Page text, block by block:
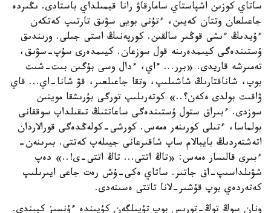
ساتاي كوزىن اشپاستاي سامارقاۋ رانا قيمىلداي باستادى. ىڭىردە
جاعىلعان وتتان كەيىن، ءتۇنى بويى سۋىق تارتىپ كەتكەن
ءۇيدىڭ ءىشى قوڭىر سالقىن. كورپەنىڭ استى جىلى. ورىندىق
ۇستىندەگى كيىمدەرىنە قول سوزعان. كيىمدەرى سۇپ-سۋىق،
تەمىرشە قاريدى. «برر... ءاي، ءدال وسى بۇگىن بىت-شىت
بوپ، شاناقتارىڭ شاشىلىپ، وتقا جاعىلعىر، قۋ شانا-اي... قاي
ۋاقىت بولدى ەكەن؟..» كوتەرىلىپ تورگى بۇرىشقا موينىن
سوزدى. ءبىراق ستول ۇستىندەگى ساعاتتىڭ تىقىلداپ سوققانى
بولماسا، ءتىلى كورىنەر ەمەس. كورشى-كولەڭدەگى قورالاردان
اتەشتەردىڭ بايبالام ساپ شاقىرعانى جيىلەپ كەتتى. بىرىنەن-
ءبىرى قالىسار ەمەس: «تاڭ اتتى... تاڭ اتتى-ى!..» دەپ
شۋىلداسىپ-اق جاتىر. ساتاي ەكى-ۇش رەت جاعى ايىرىلىپ
كەتەردەي بوپ قۇشىر-لانا تاتتى ەسىنەدى.